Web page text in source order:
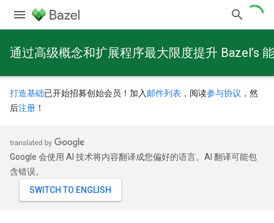
通过高级概念和扩展程序最大限度提升 Bazel’s
打造基础已开始招募创始会员！加入 邮件列表 ，阅读参与协议 ，然
后注册 ！
Google 会使用 AI 技术将内容翻译成您偏好的语言。AI 翻译可能包
含错误。